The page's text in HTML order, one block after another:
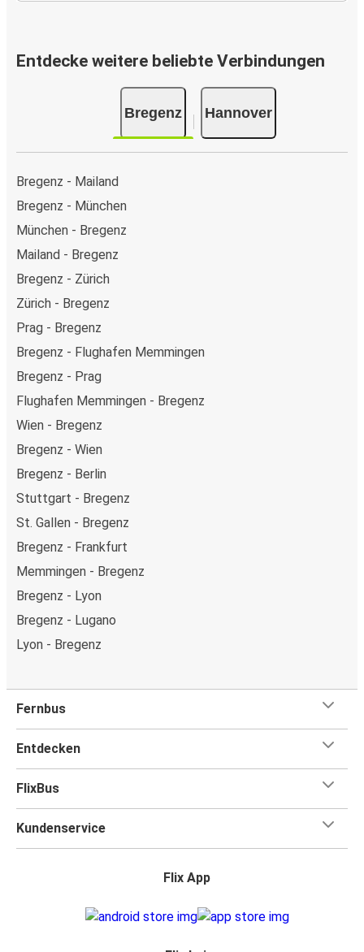
Entdecke weitere beliebte Verbindungen
Bregenz Hannover
Bregenz - Mailand
Bregenz - München
München - Bregenz
Mailand - Bregenz
Bregenz - Zürich
Zürich - Bregenz
Prag - Bregenz
Bregenz - Flughafen Memmingen
Bregenz - Prag
Flughafen Memmingen - Bregenz
Wien - Bregenz
Bregenz - Wien
Bregenz - Berlin
Stuttgart - Bregenz
St. Gallen - Bregenz
Bregenz - Frankfurt
Memmingen - Bregenz
Bregenz - Lyon
Bregenz - Lugano
Lyon - Bregenz
Fernbus
Entdecken
FlixBus
Kundenservice
Flix App